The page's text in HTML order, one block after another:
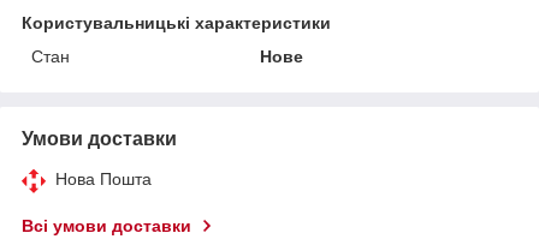
Користувальницькі характеристики
Стан
Нове
Умови доставки
Нова Пошта
Всі умови доставки